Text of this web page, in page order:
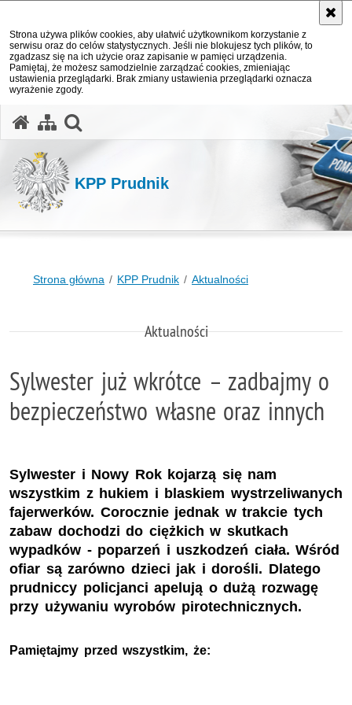
Strona używa plików cookies, aby ułatwić użytkownikom korzystanie z
serwisu oraz do celów statystycznych. Jeśli nie blokujesz tych plików, to
zgadzasz się na ich użycie oraz zapisanie w pamięci urządzenia.
Pamiętaj, że możesz samodzielnie zarządzać cookies, zmieniając
ustawienia przeglądarki. Brak zmiany ustawienia przeglądarki oznacza
wyrażenie zgody.
KPP Prudnik
Strona główna KPP Prudnik Aktualności
Aktualności
Sylwester już wkrótce – zadbajmy o
bezpieczeństwo własne oraz innych
Sylwester i Nowy Rok kojarzą się nam
wszystkim z hukiem i blaskiem wystrzeliwanych
fajerwerków. Corocznie jednak w trakcie tych
zabaw dochodzi do ciężkich w skutkach
wypadków - poparzeń i uszkodzeń ciała. Wśród
ofiar są zarówno dzieci jak i dorośli. Dlatego
prudniccy policjanci apelują o dużą rozwagę
przy używaniu wyrobów pirotechnicznych.
Pamiętajmy przed wszystkim, że: